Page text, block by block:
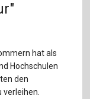
hat als
Hochschulen
den
verleihen.